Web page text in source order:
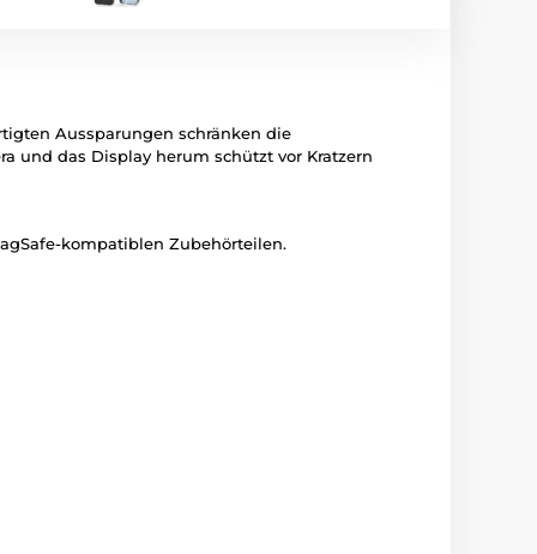
Aussparungen schränken die
und das Display herum schützt vor Kratzern
kompatiblen Zubehörteilen.